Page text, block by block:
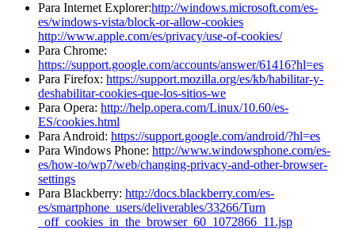
Para Internet Explorer:http://windows.microsoft.com/es-
es/windows-vista/block-or-allow-cookies
http://www.apple.com/es/privacy/use-of-cookies/
Para Chrome:
https://support.google.com/accounts/answer/61416?hl=es
Para Firefox: https://support.mozilla.org/es/kb/habilitar-y-
deshabilitar-cookies-que-los-sitios-we
Para Opera: http://help.opera.com/Linux/10.60/es-
ES/cookies.html
Para Android: https://support.google.com/android/?hl=es
Para Windows Phone: http://www.windowsphone.com/es-
es/how-to/wp7/web/changing-privacy-and-other-browser-
settings
Para Blackberry: http://docs.blackberry.com/es-
es/smartphone_users/deliverables/33266/Turn
_off_cookies_in_the_browser_60_1072866_11.jsp